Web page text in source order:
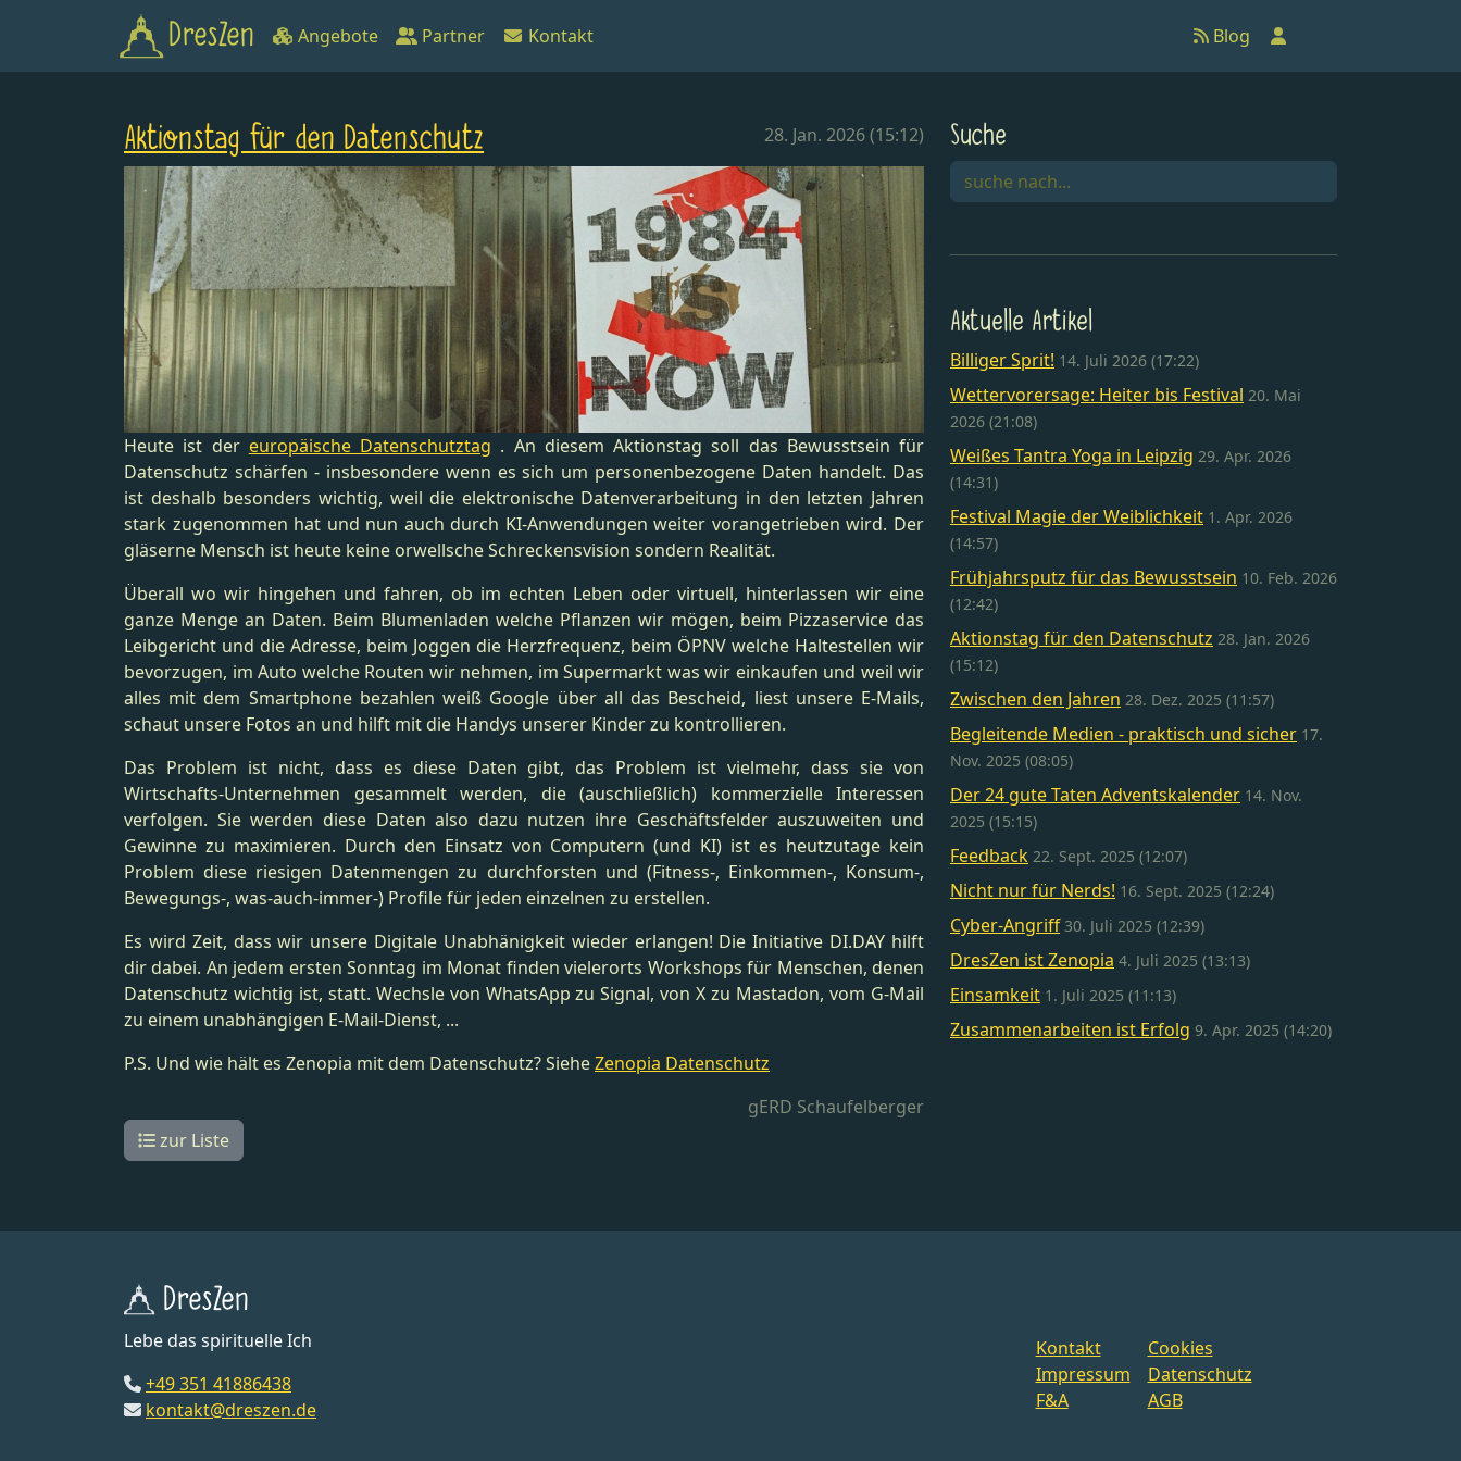
DresZen Angebote Partner Kontakt Blog
28. Jan. 2026 (15:12)
Aktionstag für den Datenschutz
Heute ist der europäische Datenschutztag . An diesem Aktionstag soll das Bewusstsein für
Datenschutz schärfen - insbesondere wenn es sich um personenbezogene Daten handelt. Das
ist deshalb besonders wichtig, weil die elektronische Datenverarbeitung in den letzten Jahren
stark zugenommen hat und nun auch durch KI-Anwendungen weiter vorangetrieben wird. Der
gläserne Mensch ist heute keine orwellsche Schreckensvision sondern Realität.
Überall wo wir hingehen und fahren, ob im echten Leben oder virtuell, hinterlassen wir eine
ganze Menge an Daten. Beim Blumenladen welche Pflanzen wir mögen, beim Pizzaservice das
Leibgericht und die Adresse, beim Joggen die Herzfrequenz, beim ÖPNV welche Haltestellen wir
bevorzugen, im Auto welche Routen wir nehmen, im Supermarkt was wir einkaufen und weil wir
alles mit dem Smartphone bezahlen weiß Google über all das Bescheid, liest unsere E-Mails,
schaut unsere Fotos an und hilft mit die Handys unserer Kinder zu kontrollieren.
Das Problem ist nicht, dass es diese Daten gibt, das Problem ist vielmehr, dass sie von
Wirtschafts-Unternehmen gesammelt werden, die (auschließlich) kommerzielle Interessen
verfolgen. Sie werden diese Daten also dazu nutzen ihre Geschäftsfelder auszuweiten und
Gewinne zu maximieren. Durch den Einsatz von Computern (und KI) ist es heutzutage kein
Problem diese riesigen Datenmengen zu durchforsten und (Fitness-, Einkommen-, Konsum-,
Bewegungs-, was-auch-immer-) Profile für jeden einzelnen zu erstellen.
Es wird Zeit, dass wir unsere Digitale Unabhänigkeit wieder erlangen! Die Initiative DI.DAY hilft
dir dabei. An jedem ersten Sonntag im Monat finden vielerorts Workshops für Menschen, denen
Datenschutz wichtig ist, statt. Wechsle von WhatsApp zu Signal, von X zu Mastadon, vom G-Mail
zu einem unabhängigen E-Mail-Dienst, ...
P.S. Und wie hält es Zenopia mit dem Datenschutz? SieheZenopia Datenschutz
gERD Schaufelberger
zur Liste
Suche
Aktuelle Artikel
Billiger Sprit! 14. Juli 2026 (17:22)
Wettervorersage: Heiter bis Festival 20. Mai
2026 (21:08)
Weißes Tantra Yoga in Leipzig 29. Apr. 2026
(14:31)
Festival Magie der Weiblichkeit 1. Apr. 2026
(14:57)
Frühjahrsputz für das Bewusstsein 10. Feb. 2026
(12:42)
Aktionstag für den Datenschutz 28. Jan. 2026
(15:12)
Zwischen den Jahren 28. Dez. 2025 (11:57)
Begleitende Medien - praktisch und sicher 17.
Nov. 2025 (08:05)
Der 24 gute Taten Adventskalender 14. Nov.
2025 (15:15)
Feedback 22. Sept. 2025 (12:07)
Nicht nur für Nerds! 16. Sept. 2025 (12:24)
Cyber-Angriff 30. Juli 2025 (12:39)
DresZen ist Zenopia 4. Juli 2025 (13:13)
Einsamkeit 1. Juli 2025 (11:13)
Zusammenarbeiten ist Erfolg 9. Apr. 2025 (14:20)
DresZen
Lebe das spirituelle Ich
+49 351 41886438
kontakt@dreszen.de
Kontakt
Impressum
F&A
Cookies
Datenschutz
AGB